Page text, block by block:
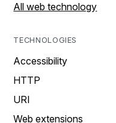
All web technology
TECHNOLOGIES
Accessibility
HTTP
URI
Web extensions